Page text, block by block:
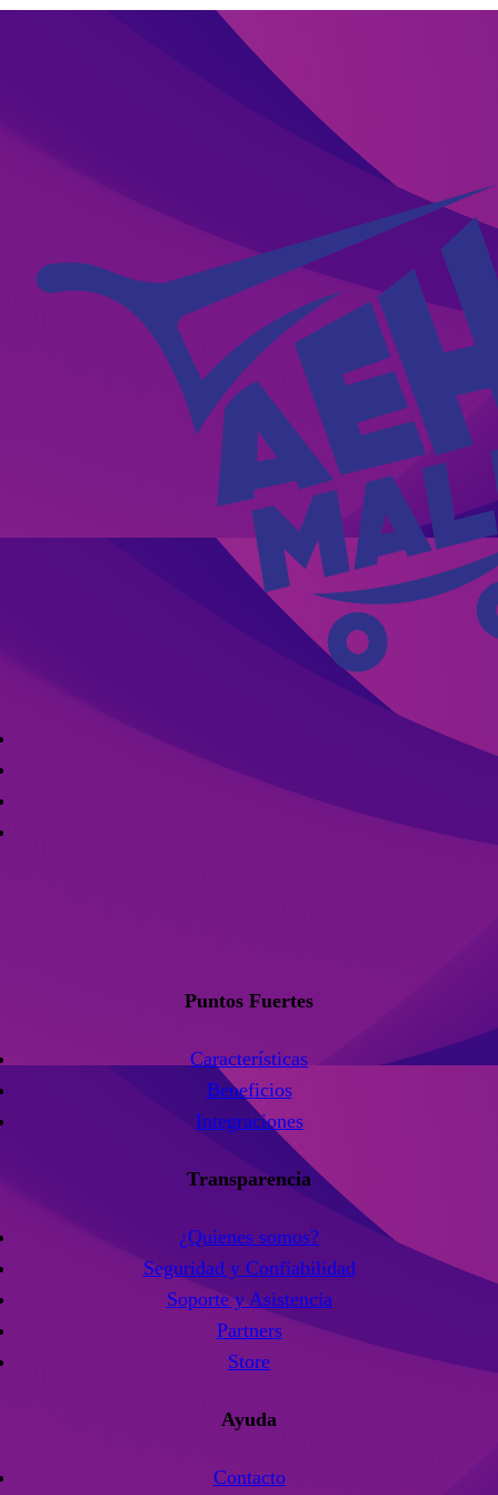
Puntos Fuertes
Características
Beneficios
Integraciones
Transparencia
¿Quienes somos?
Seguridad y Confiabilidad
Soporte y Asistencia
Partners
Store
Ayuda
Contacto